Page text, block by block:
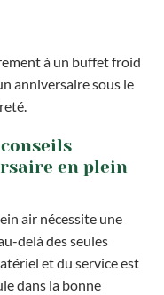
à un buffet froid
anniversaire sous le
en plein
air nécessite une
delà des seules
et du service est
dans la bonne